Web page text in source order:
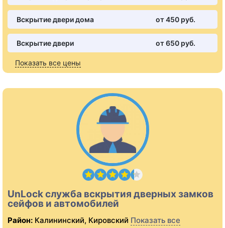
Вскрытие двери дома от 450 pуб.
Вскрытие двери от 650 pуб.
Показать все цены
UnLock служба вскрытия дверных замков
сейфов и автомобилей
Район: Калининский, Кировский Показать все